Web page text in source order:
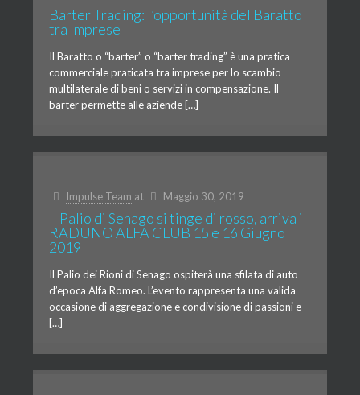
Barter Trading: l’opportunità del Baratto
tra Imprese
Il Baratto o “barter” o “barter trading” è una pratica
commerciale praticata tra imprese per lo scambio
multilaterale di beni o servizi in compensazione. Il
barter permette alle aziende […]
Impulse Team at Maggio 30, 2019
Il Palio di Senago si tinge di rosso, arriva il
RADUNO ALFA CLUB 15 e 16 Giugno
2019
Il Palio dei Rioni di Senago ospiterà una sfilata di auto
d’epoca Alfa Romeo. L’evento rappresenta una valida
occasione di aggregazione e condivisione di passioni e
[…]